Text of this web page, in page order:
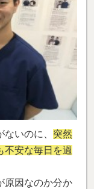
いのに、 突然
不安な毎日を過
原因なのか分か